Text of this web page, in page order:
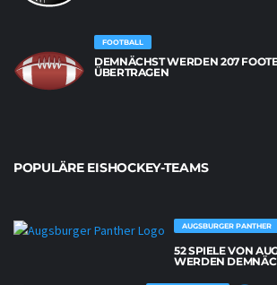
FOOTBALL
DEMNÄCHST WERDEN 207
ÜBERTRAGEN
POPULÄRE EISHOCKEY-TEAMS
AUGSBURGER PANTHER
52 SPIELE VON
WERDEN